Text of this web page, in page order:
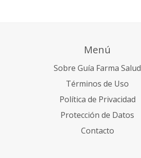
Menú
Sobre Guía Farma Salud
Términos de Uso
Política de Privacidad
Protección de Datos
Contacto